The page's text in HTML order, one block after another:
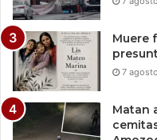
Muere
7
Matan